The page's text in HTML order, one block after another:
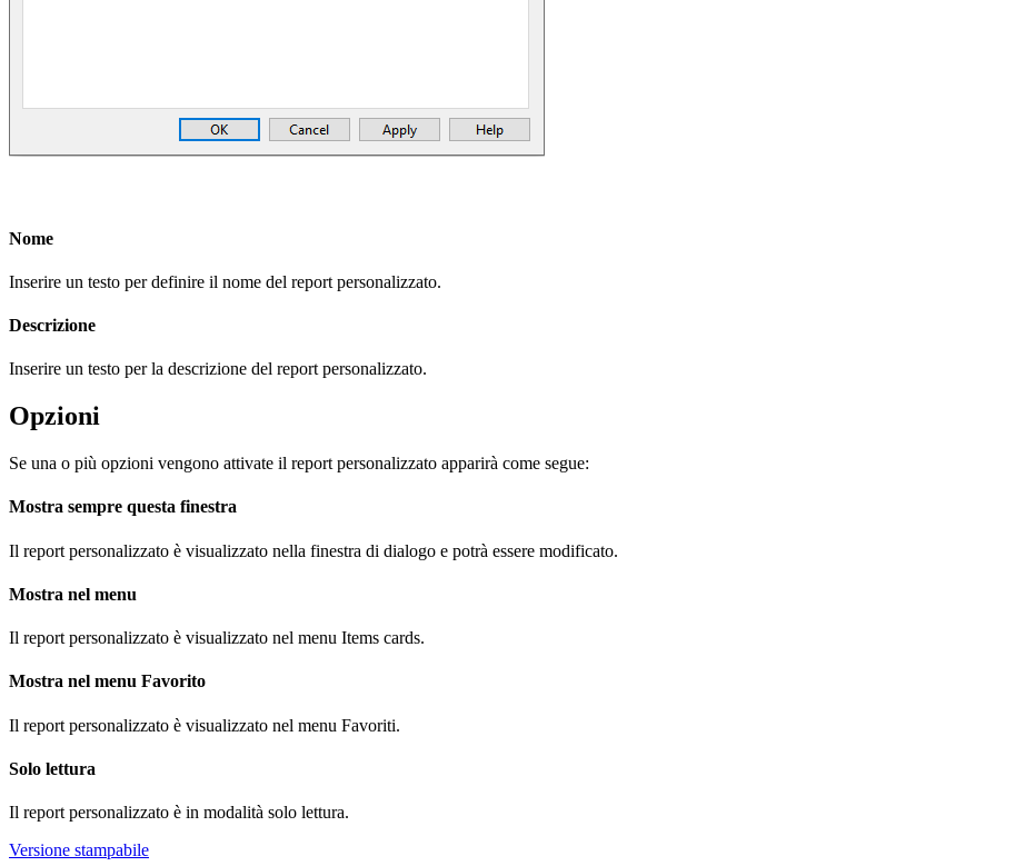
Nome
Inserire un testo per definire il nome del report personalizzato.
Descrizione
Inserire un testo per la descrizione del report personalizzato.
Opzioni
Se una o più opzioni vengono attivate il report personalizzato apparirà come segue:
Mostra sempre questa finestra
Il report personalizzato è visualizzato nella finestra di dialogo e potrà essere modificato.
Mostra nel menu
Il report personalizzato è visualizzato nel menu Items cards.
Mostra nel menu Favorito
Il report personalizzato è visualizzato nel menu Favoriti.
Solo lettura
Il report personalizzato è in modalità solo lettura.
Versione stampabile